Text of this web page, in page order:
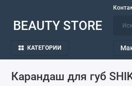
BEAUTY STORE
КАТЕГОРИИ
Карандаш для губ